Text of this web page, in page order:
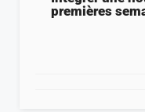
premières